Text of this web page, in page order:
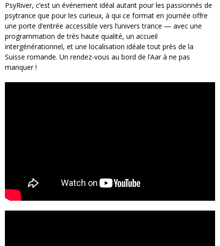
PsyRiver, c’est un événement idéal autant pour les passionnés de
psytrance que pour les curieux, à qui ce format en journée offre
une porte d’entrée accessible vers l’univers trance — avec une
programmation de très haute qualité, un accueil
intergénérationnel, et une localisation idéale tout près de la
Suisse romande. Un rendez-vous au bord de l’Aar à ne pas
manquer !